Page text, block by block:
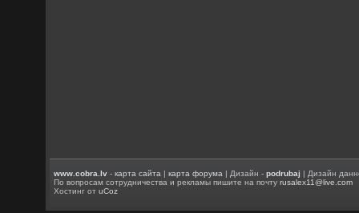
www.cobra.lv -карта сайта |карта форума | Дизайн -podrubaj | Дизайн
По вопросам сотрудничества и рекламы пишите на почтуrusalex11@live.com
Хостинг отuCoz